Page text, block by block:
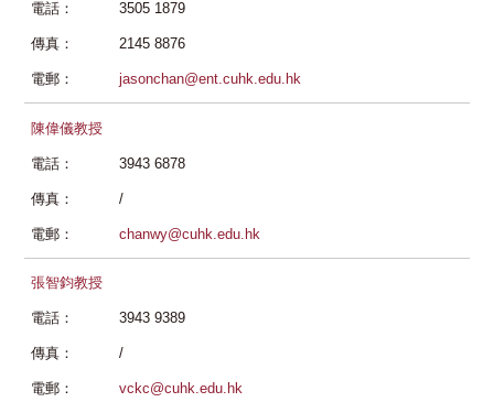
電話： 3505 1879
傳真： 2145 8876
電郵： jasonchan@ent.cuhk.edu.hk
陳偉儀教授
電話： 3943 6878
傳真： /
電郵： chanwy@cuhk.edu.hk
張智鈞教授
電話： 3943 9389
傳真： /
電郵： vckc@cuhk.edu.hk